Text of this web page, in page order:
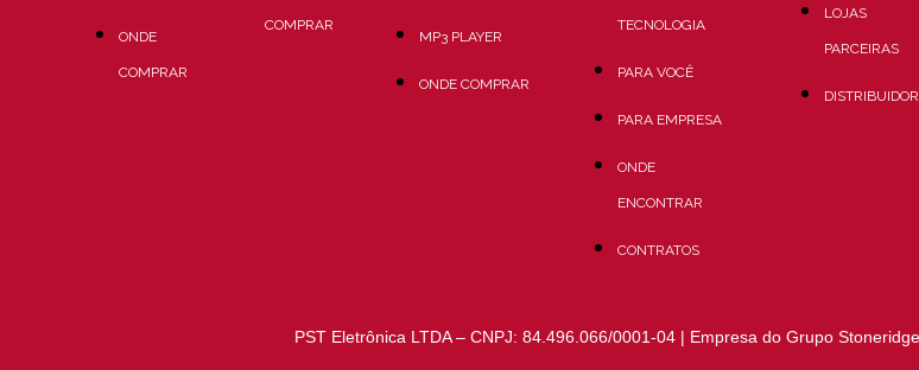
ONDE
COMPRAR
COMPRAR
MP3 PLAYER
ONDE COMPRAR
TECNOLOGIA
PARA VOCÊ
PARA EMPRESA
ONDE
ENCONTRAR
CONTRATOS
LOJAS
PARCEIRAS
PST Eletrônica LTDA – CNPJ: 84.496.066/0001-04 | Empresa do Grupo